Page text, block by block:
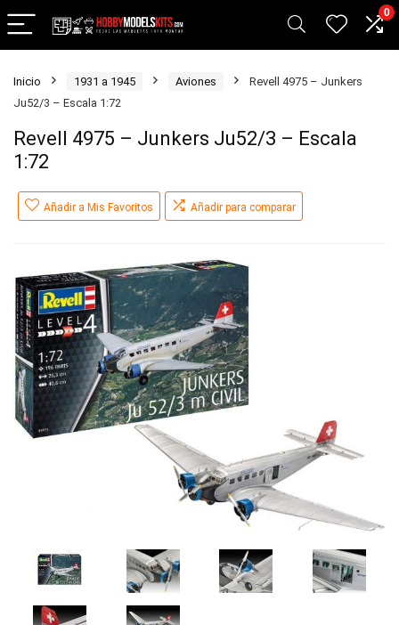
0
Inicio 1931 a 1945 Aviones
Revell 4975 – Junkers
Ju52/3 – Escala 1:72
Revell 4975 – Junkers Ju52/3 – Escala
1:72
Añadir a Mis Favoritos Añadir para comparar